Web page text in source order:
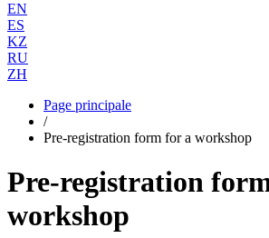
EN
ES
KZ
RU
ZH
Page principale
/
Pre-registration form for a workshop
Pre-registration
workshop